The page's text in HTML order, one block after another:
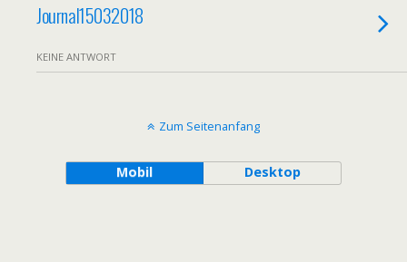
Journal15032018
KEINE ANTWORT
Zum Seitenanfang
Mobil Desktop